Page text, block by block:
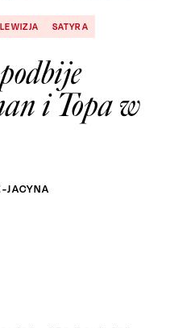
SATYRA
i Topa w
JACYNA